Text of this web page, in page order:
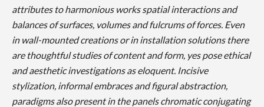
attributes to harmonious works spatial interactions and
balances of surfaces, volumes and fulcrums of forces. Even
in wall-mounted creations or in installation solutions there
are thoughtful studies of content and form, yes pose ethical
and aesthetic investigations as eloquent. Incisive
stylization, informal embraces and figural abstraction,
paradigms also present in the panels chromatic conjugating